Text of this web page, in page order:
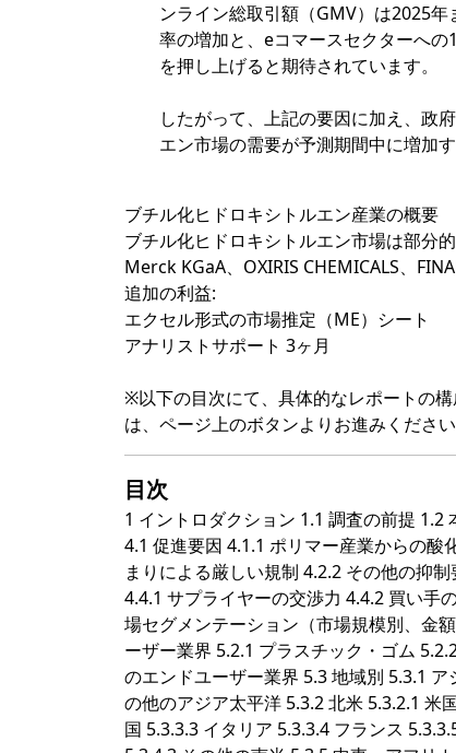
ンライン総取引額（GMV）は2025
率の増加と、eコマースセクターへ
を押し上げると期待されています。
したがって、上記の要因に加え、政
エン市場の需要が予測期間中に増加
ブチル化ヒドロキシトルエン産業の概要
ブチル化ヒドロキシトルエン市場は部分
Merck KGaA、OXIRIS CHEMICALS、
追加の利益:
エクセル形式の市場推定（ME）シート
アナリストサポート 3ヶ月
※以下の目次にて、具体的なレポートの
は、ページ上のボタンよりお進みください
目次
1 イントロダクション 1.1 調査の前提 1.2
4.1 促進要因 4.1.1 ポリマー産業からの酸
まりによる厳しい規制 4.2.2 その他の抑
4.4.1 サプライヤーの交渉力 4.4.2 買い手
場セグメンテーション（市場規模別、金
ーザー業界 5.2.1 プラスチック・ゴム
のエンドユーザー業界 5.3 地域別 5.3.1
の他のアジア太平洋 5.3.2 北米 5.3.2.1 米
国 5.3.3.3 イタリア 5.3.3.4 フランス